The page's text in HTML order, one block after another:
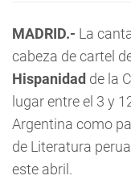
MADRID.- La
cabeza de cartel
Hispanidad de la
lugar entre el 3 y
Argentina como
de Literatura
este abril.